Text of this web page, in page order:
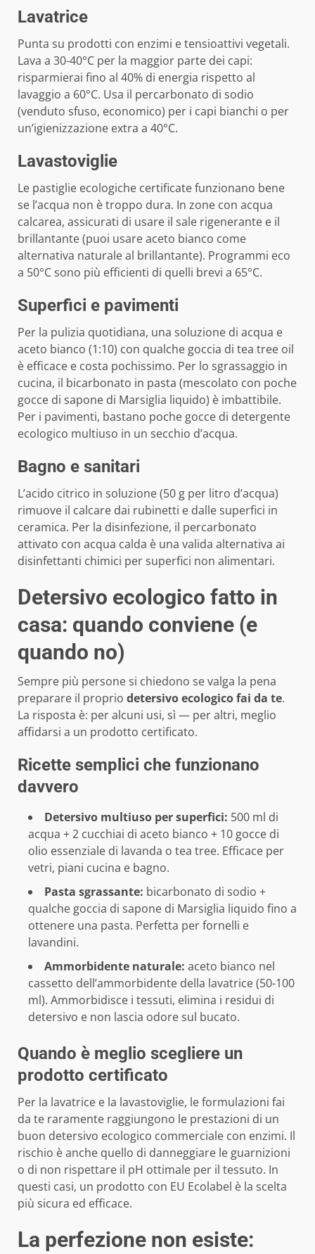
Lavatrice
Punta su prodotti con enzimi e tensioattivi vegetali.
Lava a 30-40°C per la maggior parte dei capi:
risparmierai fino al 40% di energia rispetto al
lavaggio a 60°C. Usa il percarbonato di sodio
(venduto sfuso, economico) per i capi bianchi o per
un’igienizzazione extra a 40°C.
Lavastoviglie
Le pastiglie ecologiche certificate funzionano bene
se l’acqua non è troppo dura. In zone con acqua
calcarea, assicurati di usare il sale rigenerante e il
brillantante (puoi usare aceto bianco come
alternativa naturale al brillantante). Programmi eco
a 50°C sono più efficienti di quelli brevi a 65°C.
Superfici e pavimenti
Per la pulizia quotidiana, una soluzione di acqua e
aceto bianco (1:10) con qualche goccia di tea tree oil
è efficace e costa pochissimo. Per lo sgrassaggio in
cucina, il bicarbonato in pasta (mescolato con poche
gocce di sapone di Marsiglia liquido) è imbattibile.
Per i pavimenti, bastano poche gocce di detergente
ecologico multiuso in un secchio d’acqua.
Bagno e sanitari
L’acido citrico in soluzione (50 g per litro d’acqua)
rimuove il calcare dai rubinetti e dalle superfici in
ceramica. Per la disinfezione, il percarbonato
attivato con acqua calda è una valida alternativa ai
disinfettanti chimici per superfici non alimentari.
Detersivo ecologico fatto in
casa: quando conviene (e
quando no)
Sempre più persone si chiedono se valga la pena
preparare il proprio detersivo ecologico fai da te.
La risposta è: per alcuni usi, sì — per altri, meglio
affidarsi a un prodotto certificato.
Ricette semplici che funzionano
davvero
Detersivo multiuso per superfici: 500 ml di
acqua + 2 cucchiai di aceto bianco + 10 gocce di
olio essenziale di lavanda o tea tree. Efficace per
vetri, piani cucina e bagno.
Pasta sgrassante: bicarbonato di sodio +
qualche goccia di sapone di Marsiglia liquido fino a
ottenere una pasta. Perfetta per fornelli e
lavandini.
Ammorbidente naturale: aceto bianco nel
cassetto dell’ammorbidente della lavatrice (50-100
ml). Ammorbidisce i tessuti, elimina i residui di
detersivo e non lascia odore sul bucato.
Quando è meglio scegliere un
prodotto certificato
Per la lavatrice e la lavastoviglie, le formulazioni fai
da te raramente raggiungono le prestazioni di un
buon detersivo ecologico commerciale con enzimi. Il
rischio è anche quello di danneggiare le guarnizioni
o di non rispettare il pH ottimale per il tessuto. In
questi casi, un prodotto con EU Ecolabel è la scelta
più sicura ed efficace.
La perfezione non esiste: